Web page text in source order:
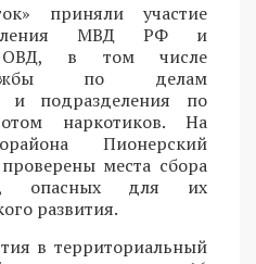
приняли участие
МВД РФ и
ОВД, в том числе
по делам
и подразделения по
наркотиков. На
Пионерский
места сбора
опасных для их
развития.
в территориальный